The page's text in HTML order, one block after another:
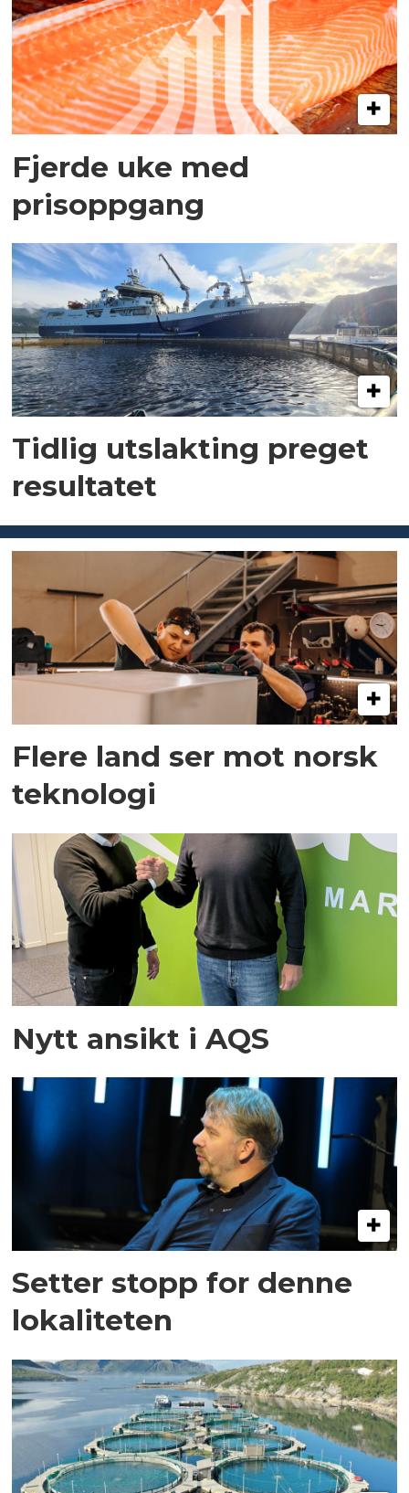
Fjerde uke med
prisoppgang
Tidlig utslakting preget
resultatet
Flere land ser mot norsk
teknologi
Nytt ansikt i AQS
Setter stopp for denne
lokaliteten